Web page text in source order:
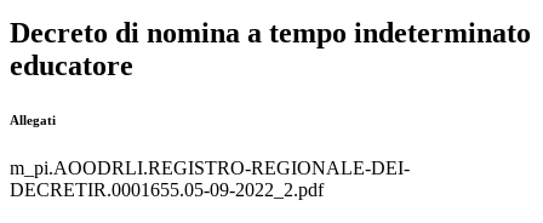
Decreto di nomina a tempo indeterminato
educatore
Allegati
m_pi.AOODRLI.REGISTRO-REGIONALE-DEI-
DECRETIR.0001655.05-09-2022_2.pdf